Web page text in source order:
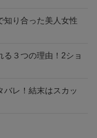
知り合った美人女性
３つの理由！2ショ
バレ！結末はスカッ